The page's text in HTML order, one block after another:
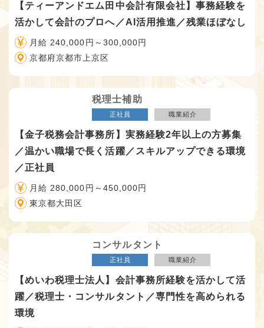
【ティーアンドエム田中会計有限会社】事務経験を
活かして会計のプロへ／AI活用推進／残業ほぼなし
月給 240,000円～300,000円
京都府京都市上京区
税理士補助
正社員 職業紹介
【金子税務会計事務所】実務経験2年以上の方募集
／温かい職場で長く活躍／スキルアップできる環境
／正社員
月給 280,000円～450,000円
東京都大田区
コンサルタント
正社員 職業紹介
【めいわ税理士法人】会計事務所経験を活かして活
躍／税理士・コンサルタント／専門性を高められる
環境